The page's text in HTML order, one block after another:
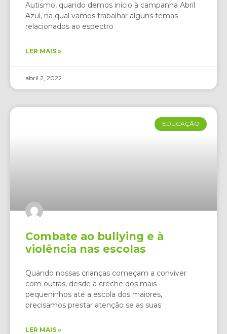
Autismo, quando demos início à campanha Abril
Azul, na qual vamos trabalhar alguns temas
relacionados ao espectro
LER MAIS »
abril 2, 2022
EDUCAÇÃO
Combate ao bullying e à
violência nas escolas
Quando nossas crianças começam a conviver
com outras, desde a creche dos mais
pequeninhos até a escola dos maiores,
precisamos prestar atenção se as suas
LER MAIS »